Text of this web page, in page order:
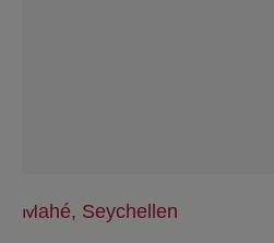
Mahé, Seychellen